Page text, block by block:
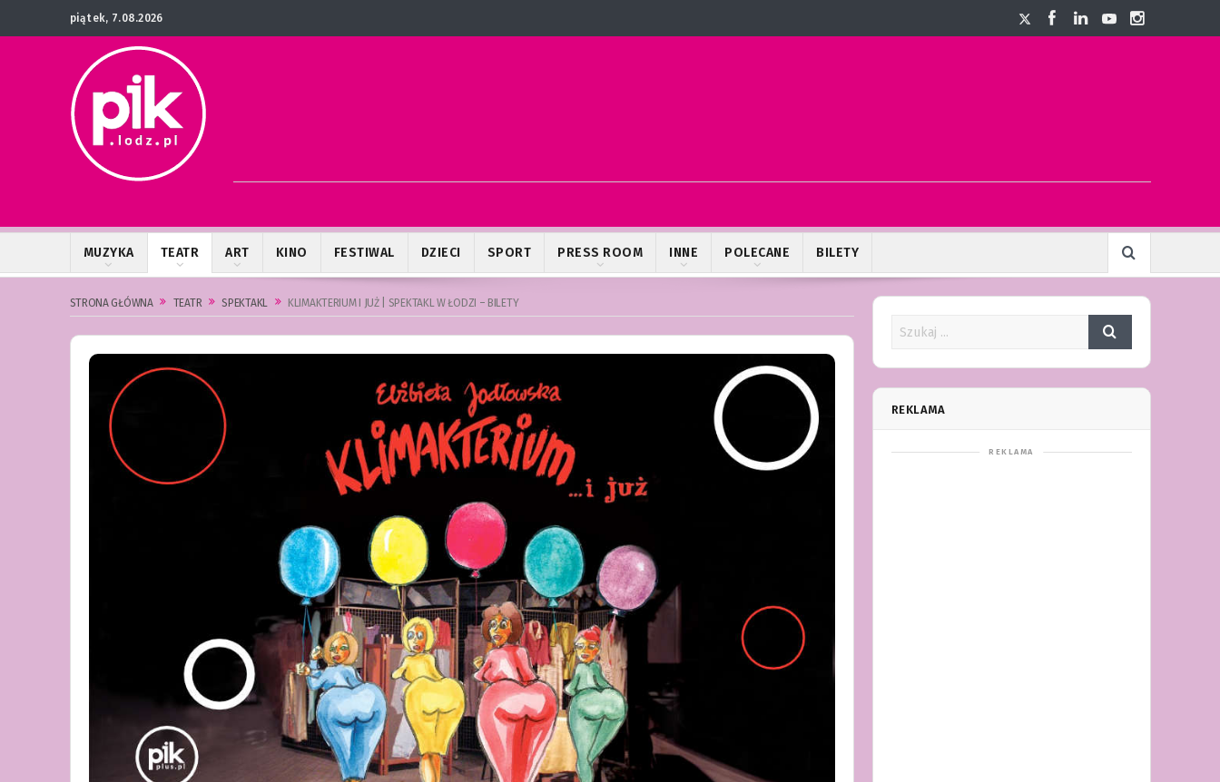
piątek, 7.08.2026
MUZYKA TEATR ART KINO FESTIWAL DZIECI SPORT PRESS ROOM INNE POLECANE BILETY
STRONA GŁÓWNA TEATR SPEKTAKL KLIMAKTERIUM I JUŻ | SPEKTAKL W ŁODZI – BILETY
REKLAMA